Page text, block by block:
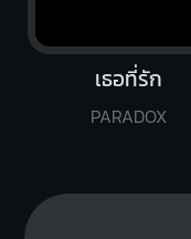
เธอที่รัก
PARADOX